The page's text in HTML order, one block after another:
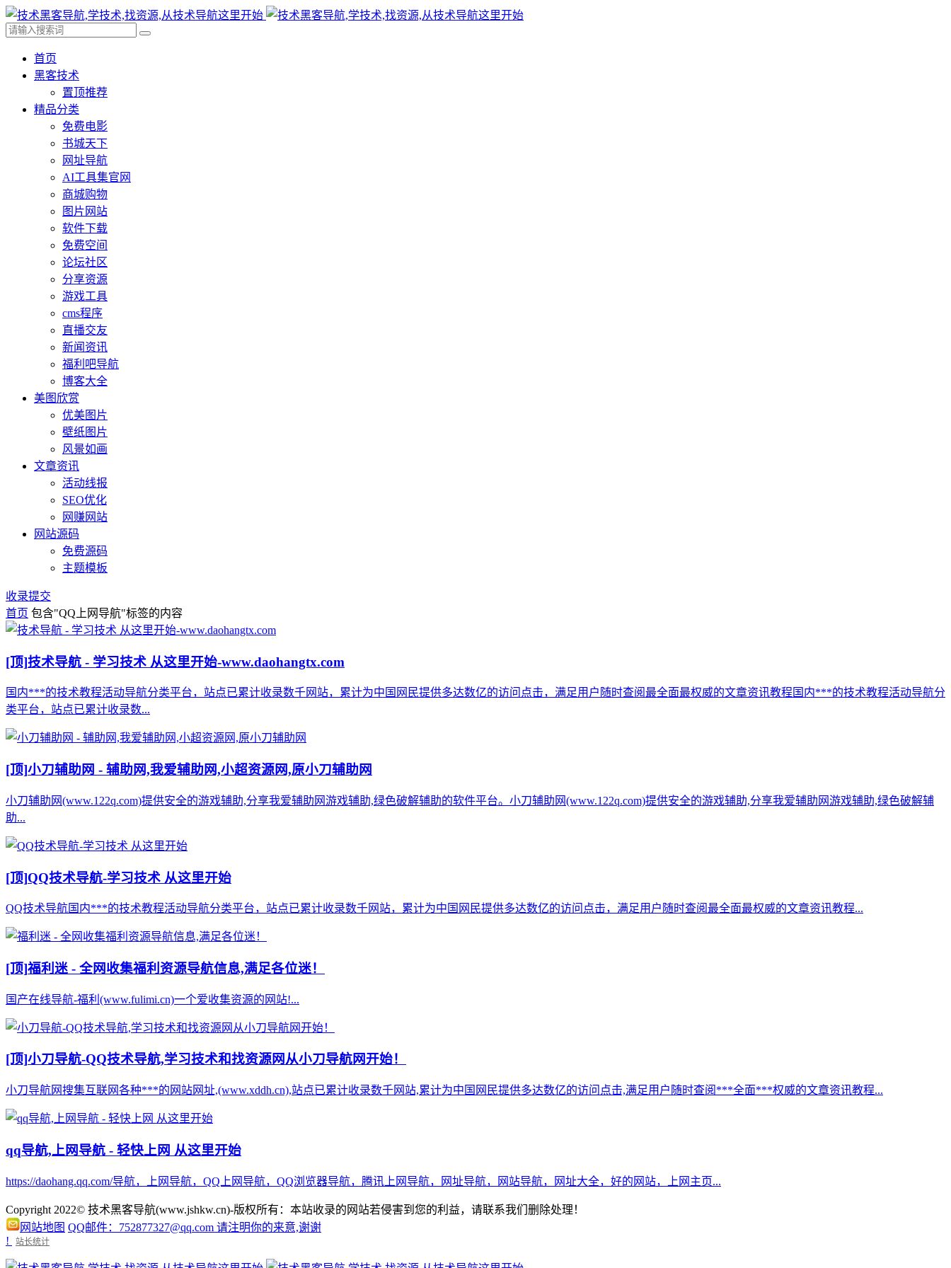
首页
黑客技术
置顶推荐
精品分类
免费电影
书城天下
网址导航
AI工具集官网
商城购物
图片网站
软件下载
免费空间
论坛社区
分享资源
游戏工具
cms程序
直播交友
新闻资讯
福利吧导航
博客大全
美图欣赏
优美图片
壁纸图片
风景如画
文章资讯
活动线报
SEO优化
网赚网站
网站源码
免费源码
主题模板
收录提交
首页 包含"QQ上网导航"标签的内容
[顶]技术导航 - 学习技术 从这里开始-www.daohangtx.com
国内***的技术教程活动导航分类平台，站点已累计收录数千网站，累计为中国网民提供多达数亿的访问点击，满足用户随时查阅最全面最权威的文章资讯教程国内***的技术教程活动导航分
类平台，站点已累计收录数...
[顶]小刀辅助网 - 辅助网,我爱辅助网,小超资源网,原小刀辅助网
小刀辅助网(www.122q.com)提供安全的游戏辅助,分享我爱辅助网游戏辅助,绿色破解辅助的软件平台。小刀辅助网(www.122q.com)提供安全的游戏辅助,分享我爱辅助网游戏辅助,绿色破解辅
助...
[顶]QQ技术导航-学习技术 从这里开始
QQ技术导航国内***的技术教程活动导航分类平台，站点已累计收录数千网站，累计为中国网民提供多达数亿的访问点击，满足用户随时查阅最全面最权威的文章资讯教程...
[顶]福利迷 - 全网收集福利资源导航信息,满足各位迷！
国产在线导航-福利(www.fulimi.cn)一个爱收集资源的网站!...
[顶]小刀导航-QQ技术导航,学习技术和找资源网从小刀导航网开始！
小刀导航网搜集互联网各种***的网站网址,(www.xddh.cn),站点已累计收录数千网站,累计为中国网民提供多达数亿的访问点击,满足用户随时查阅***全面***权威的文章资讯教程...
qq导航,上网导航 - 轻快上网 从这里开始
https://daohang.qq.com/导航，上网导航，QQ上网导航，QQ浏览器导航，腾讯上网导航，网址导航，网站导航，网址大全，好的网站，上网主页...
Copyright 2022© 技术黑客导航(www.jshkw.cn)-版权所有：本站收录的网站若侵害到您的利益，请联系我们删除处理！
网站地图 QQ邮件：752877327@qq.com 请注明你的来意,谢谢
!
站长统计